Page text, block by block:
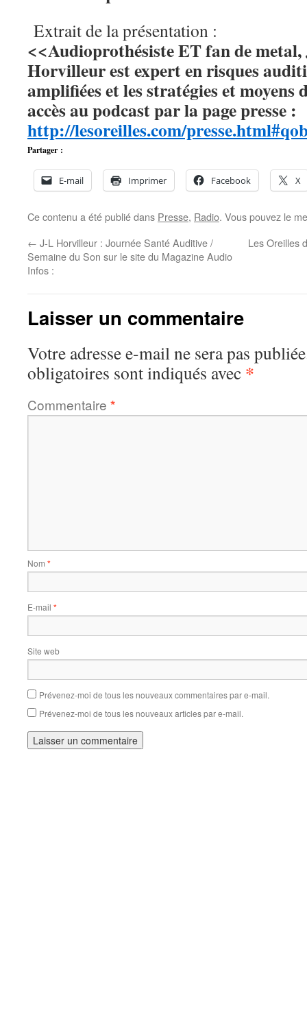
Extrait de la présentation :
<<Audioprothésiste ET fan de
Horvilleur est ex­pert en risques
amplifiées et les stratégies et
accès au podcast par la page presse :
http://lesoreilles.com/
Partager :
E-mail Imprimer Facebook X
Ce contenu a été publié dans Presse, Radio. Vous pouvez le
← J-L Horvilleur : Journée Santé Auditive /
Semaine du Son sur le site du Magazine Audio
Infos :
Les Oreilles
Laisser un commentaire
Votre adresse e-mail ne sera pas
obligatoires sont indiqués avec *
Commentaire *
Nom *
E-mail *
Site web
Prévenez-moi de tous les nouveaux commentaires par e-mail.
Prévenez-moi de tous les nouveaux articles par e-mail.